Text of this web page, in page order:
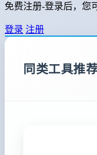
免费注册-登录后，您
登录 注册
同类工具推